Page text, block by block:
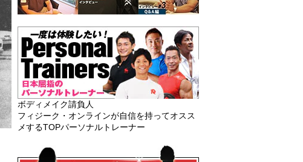
ボディメイク請負人
フィジーク・オンラインが自信を持ってオスス
メするTOPパーソナルトレーナー